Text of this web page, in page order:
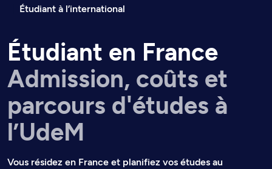
Étudiant à l’international
Étudiant en France
Admission, coûts et
parcours d'études à
l’UdeM
Vous résidez en France et planifiez vos études au